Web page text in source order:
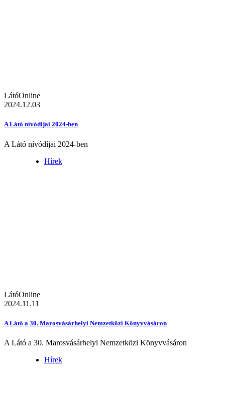
LátóOnline
2024.12.03
A Látó nívódíjai 2024-ben
A Látó nívódíjai 2024-ben
Hírek
LátóOnline
2024.11.11
A Látó a 30. Marosvásárhelyi Nemzetközi Könyvvásáron
A Látó a 30. Marosvásárhelyi Nemzetközi Könyvvásáron
Hírek